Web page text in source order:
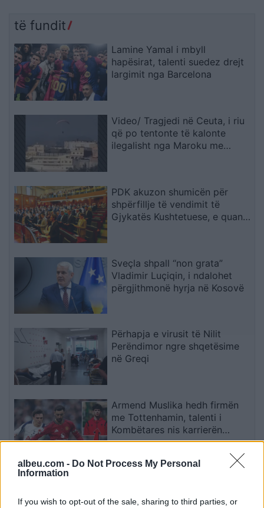
albeu.com - Do Not Process My Personal
Information
If you wish to opt-out of the sale, sharing to third parties, or
të fundit
Lamine Yamal i mbyll
hapësirat, talenti suedez drejt
largimit nga Barcelona
Video/ Tragjedi në Ceuta, i riu
që po tentonte të kalonte
ilegalisht nga Maroku me
PDK akuzon shumicën për
shpërfillje të vendimit të
Gjykatës Kushtetuese, e quan
Sveçla shpall “non grata”
Vladimir Luçiqin, i ndalohet
përgjithmonë hyrja në Kosovë
Përhapja e virusit të Nilit
Perëndimor ngre shqetësime
në Greqi
Armend Muslika hedh firmën
me Tottenhamin, talenti i
Kombëtares nis karrierën
profesioniste
gjenocidit serb